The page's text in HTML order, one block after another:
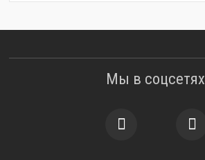
Мы в соцсетях